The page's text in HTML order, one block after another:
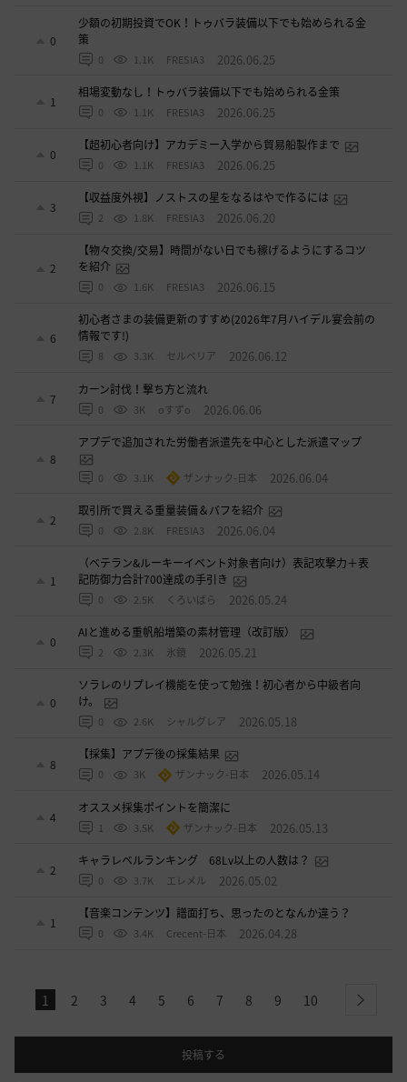
0
少額の初期投資でOK！トゥバラ装備以下でも始められる金
策
0 1.1K FRESIA3 2026.06.25
1
相場変動なし！トゥバラ装備以下でも始められる金策
0 1.1K FRESIA3 2026.06.25
0
【超初心者向け】アカデミー入学から貿易船製作まで
0 1.1K FRESIA3 2026.06.25
3
【収益度外視】ノストスの星をなるはやで作るには
2 1.8K FRESIA3 2026.06.20
2
【物々交換/交易】時間がない日でも稼げるようにするコツ
を紹介
0 1.6K FRESIA3 2026.06.15
6
初心者さまの装備更新のすすめ(2026年7月ハイデル宴会前の
情報です!)
8 3.3K セルベリア 2026.06.12
7
カーン討伐！撃ち方と流れ
0 3K oすずo 2026.06.06
8
アプデで追加された労働者派遣先を中心とした派遣マップ
0 3.1K ザンナック-日本 2026.06.04
2
取引所で買える重量装備＆バフを紹介
0 2.8K FRESIA3 2026.06.04
1
（ベテラン&ルーキーイベント対象者向け）表記攻撃力＋表
記防御力合計700達成の手引き
0 2.5K くろいばら 2026.05.24
0
AIと進める重帆船増築の素材管理（改訂版）
2 2.3K 氷鏡 2026.05.21
0
ソラレのリプレイ機能を使って勉強！初心者から中級者向
け。
0 2.6K シャルグレア 2026.05.18
8
【採集】アプデ後の採集結果
0 3K ザンナック-日本 2026.05.14
4
オススメ採集ポイントを簡潔に
1 3.5K ザンナック-日本 2026.05.13
2
キャラレベルランキング 68Lv以上の人数は？
0 3.7K エレメル 2026.05.02
1
【音楽コンテンツ】譜面打ち、思ったのとなんか違う？
0 3.4K Crecent-日本 2026.04.28
1 2 3 4 5 6 7 8 9 10 next
投稿する